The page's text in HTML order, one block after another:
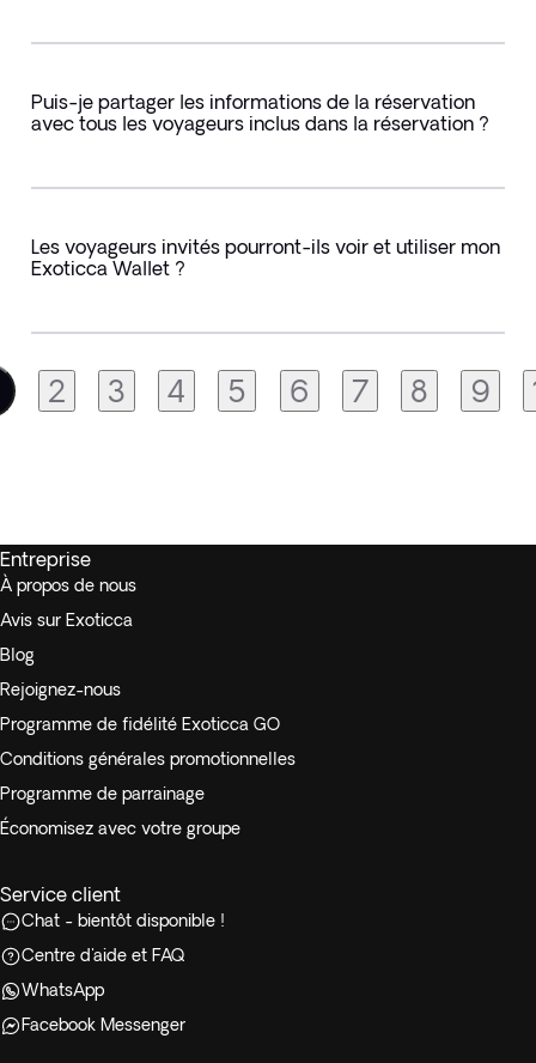
Puis-je partager les informations de la réservation
avec tous les voyageurs inclus dans la réservation ?
Les voyageurs invités pourront-ils voir et utiliser mon
Exoticca Wallet ?
2 3 4 5 6 7 8 9